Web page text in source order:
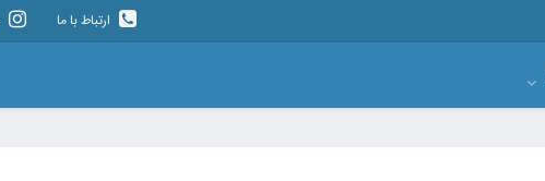
ارتباط با ما